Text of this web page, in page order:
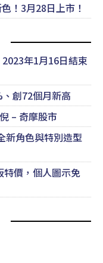
！3月28日上市！
年1月16日結束
創72個月新高
– 奇摩股市
新角色與特別造型
價，個人圖示免